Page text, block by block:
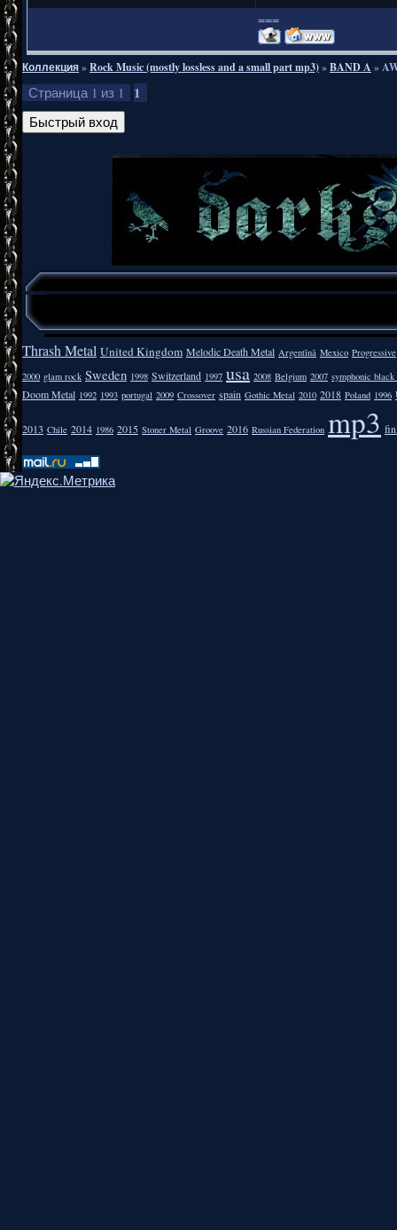
===
Коллекция»Rock Music (mostly lossless and a small part mp3)»BAND A »
Страница 1 из 1 1
Thrash Metal United Kingdom Melodic Death Metal Argentīnā Mexico Progressive
2000 glam rock Sweden 1998 Switzerland 1997 usa 2008 Belgium 2007 symphonic
Doom Metal 1992 1993 portugal 2009 Crossover spain Gothic Metal 2010 2018 Poland 1996
2013 Chile 2014 1986 2015 Stoner Metal Groove 2016 Russian Federation mp3